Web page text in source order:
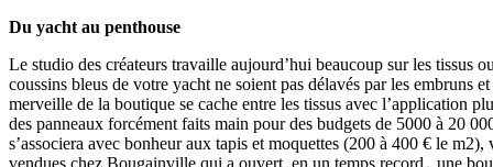
Du yacht au penthouse
Le studio des créateurs travaille aujourd’hui beaucoup sur les tissus
coussins bleus de votre yacht ne soient pas délavés par les embruns
merveille de la boutique se cache entre les tissus avec l’application
des panneaux forcément faits main pour des budgets de 5000 à 20
s’associera avec bonheur aux tapis et moquettes (200 à 400 € le m2),
vendues chez Bougainville qui a ouvert, en un temps record, une